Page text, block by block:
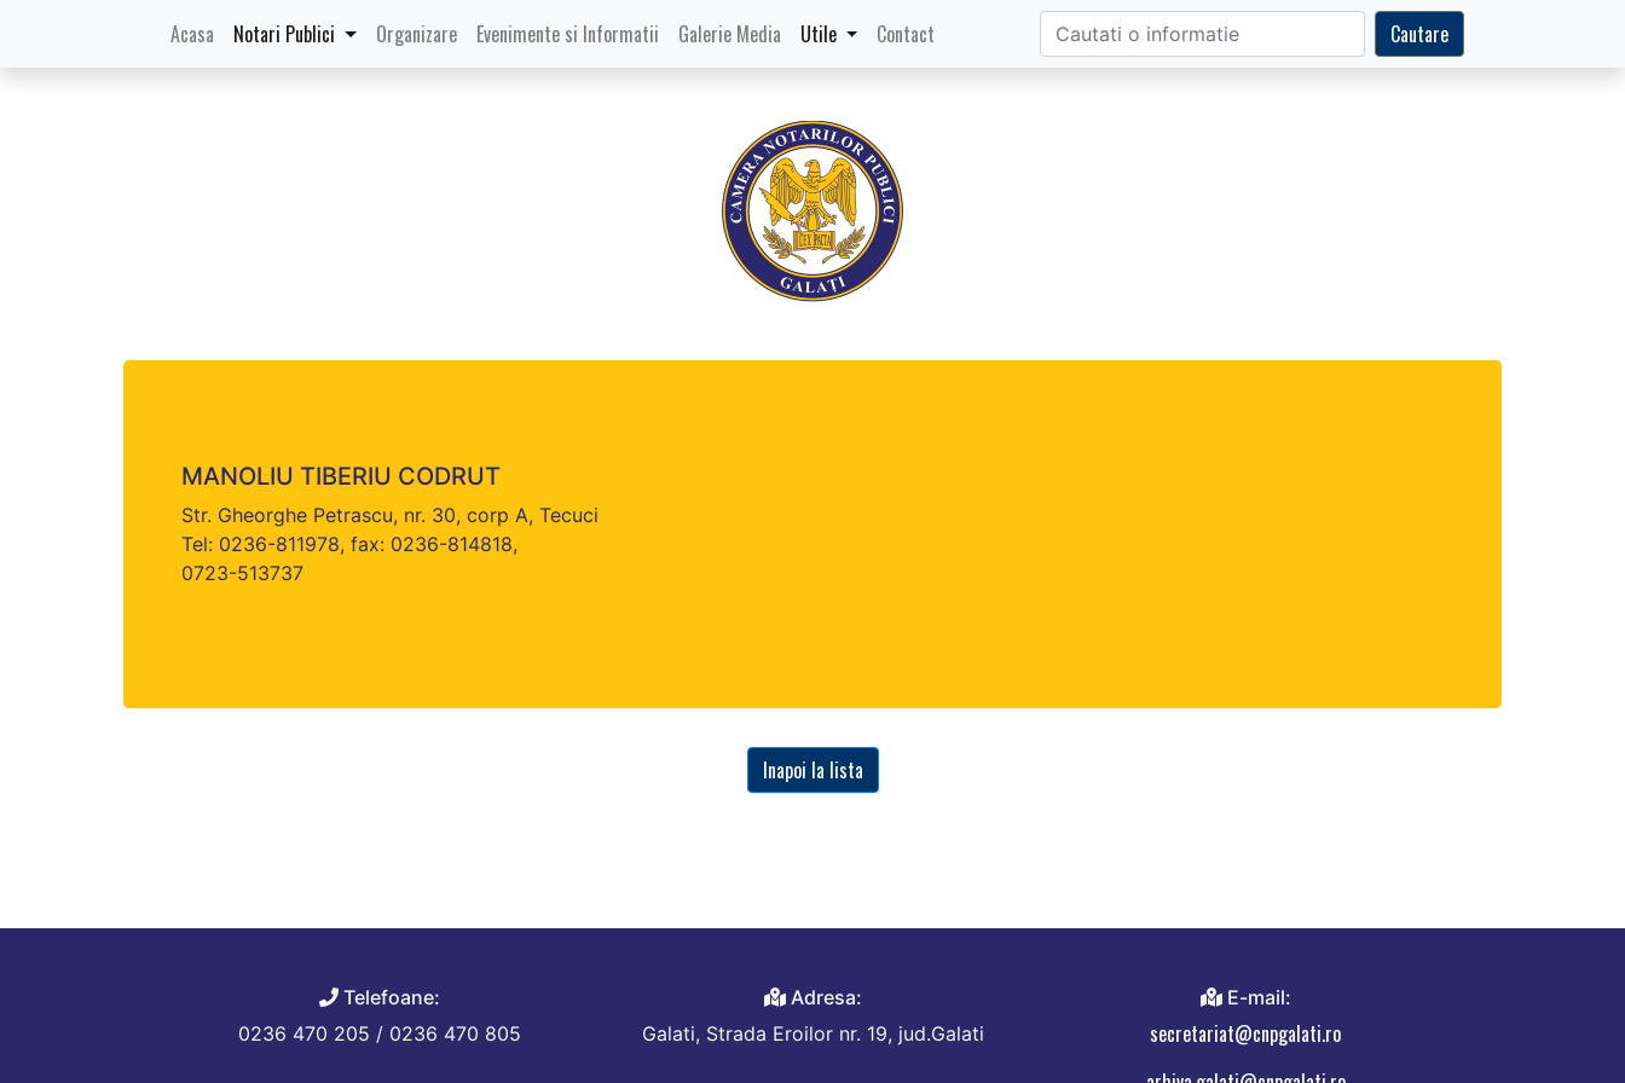
Acasa (current)
Notari Publici Organizare Evenimente si Informatii Galerie Media Utile Contact Cautare
MANOLIU TIBERIU CODRUT
Str. Gheorghe Petrascu, nr. 30, corp A, Tecuci
Tel: 0236-811978, fax: 0236-814818,
0723-513737
Inapoi la lista
Telefoane:
0236 470 205 / 0236 470 805
Adresa:
Galati, Strada Eroilor nr. 19, jud.Galati
E-mail:
secretariat@cnpgalati.ro